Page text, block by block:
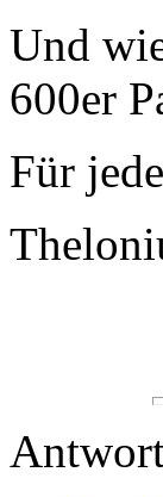
Und
600er
Für